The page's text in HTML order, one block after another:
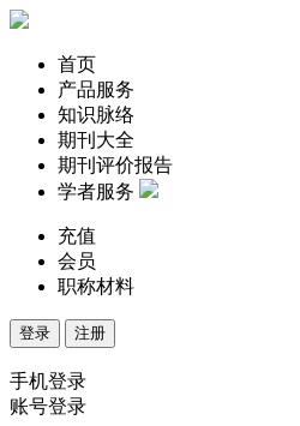
首页
产品服务
知识脉络
期刊大全
期刊评价报告
学者服务
充值
会员
职称材料
登录 注册
手机登录
账号登录